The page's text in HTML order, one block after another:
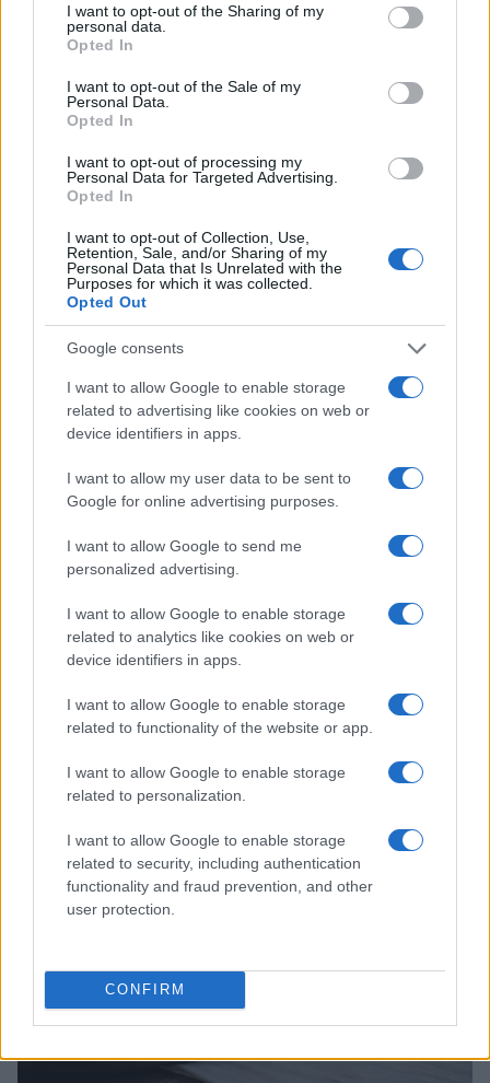
not limited to your visit or usage behaviour. You may click to
grant or deny consent to Google and its third-party tags to
use your data for below specified purposes in below Google
consent section.
I want to opt-out of the Sharing of my
personal data.
Opted In
I want to opt-out of the Sale of my
Personal Data.
Opted In
I want to opt-out of processing my
Personal Data for Targeted Advertising.
Opted In
I want to opt-out of Collection, Use,
Retention, Sale, and/or Sharing of my
Personal Data that Is Unrelated with the
Purposes for which it was collected.
Opted Out
Google consents
I want to allow Google to enable storage
related to advertising like cookies on web or
device identifiers in apps.
I want to allow my user data to be sent to
Google for online advertising purposes.
I want to allow Google to send me
personalized advertising.
I want to allow Google to enable storage
related to analytics like cookies on web or
device identifiers in apps.
I want to allow Google to enable storage
related to functionality of the website or app.
I want to allow Google to enable storage
related to personalization.
I want to allow Google to enable storage
related to security, including authentication
functionality and fraud prevention, and other
user protection.
CONFIRM
NEWS
Papa Leone XIV incontra i giovani ad Assisi: il richiamo
Matteo Pellegrino · 6 Ago 2026